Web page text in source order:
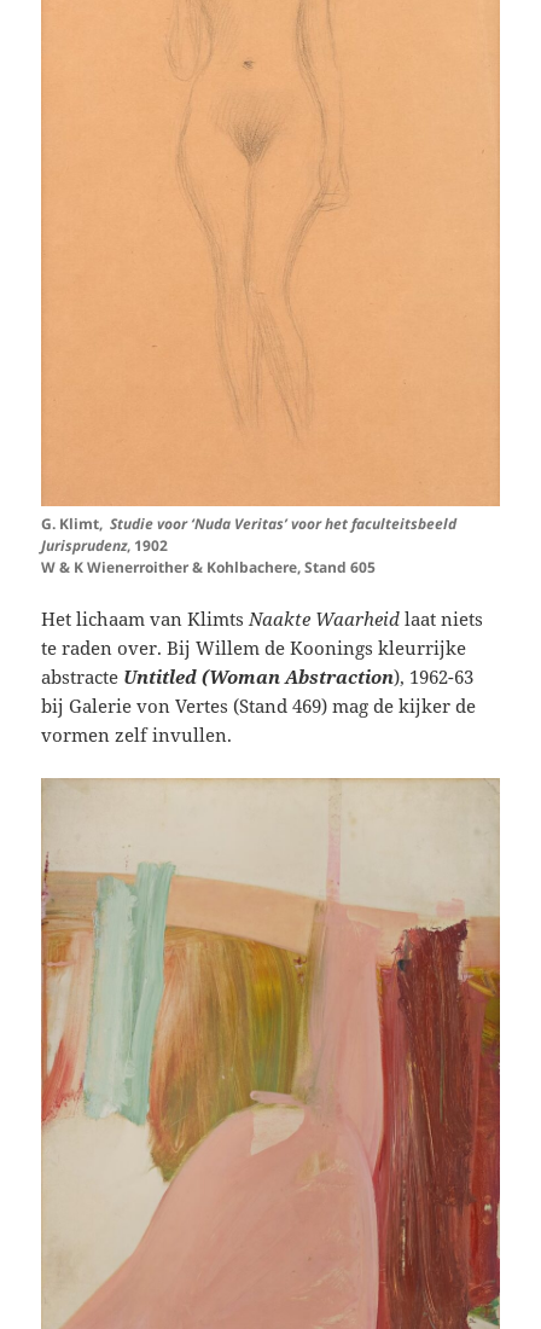
G. Klimt,Studie voor ‘Nuda Veritas’ voor het faculteitsbeeld
Jurisprudenz, 1902
W & K Wienerroither & Kohlbachere, Stand 605
Het lichaam van KlimtsNaakte Waarheid laat niets
te raden over. Bij Willem de Koonings kleurrijke
abstracte Untitled (Woman Abstraction), 1962-63
bij Galerie von Vertes (Stand 469) mag de kijker de
vormen zelf invullen.